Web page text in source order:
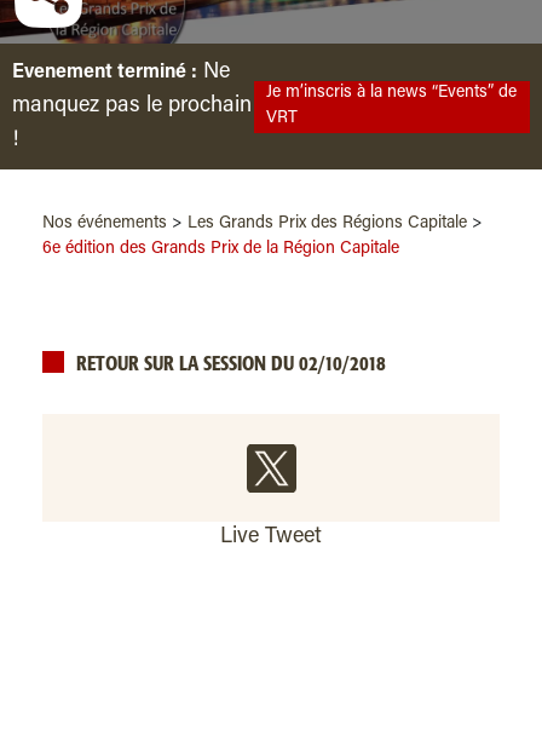
Evenement terminé : Ne
manquez pas le prochain
!
Je m’inscris à la news “Events” de
VRT
Nos événements > Les Grands Prix des Régions Capitale >
6e édition des Grands Prix de la Région Capitale
RETOUR SUR LA SESSION DU 02/10/2018
Live Tweet